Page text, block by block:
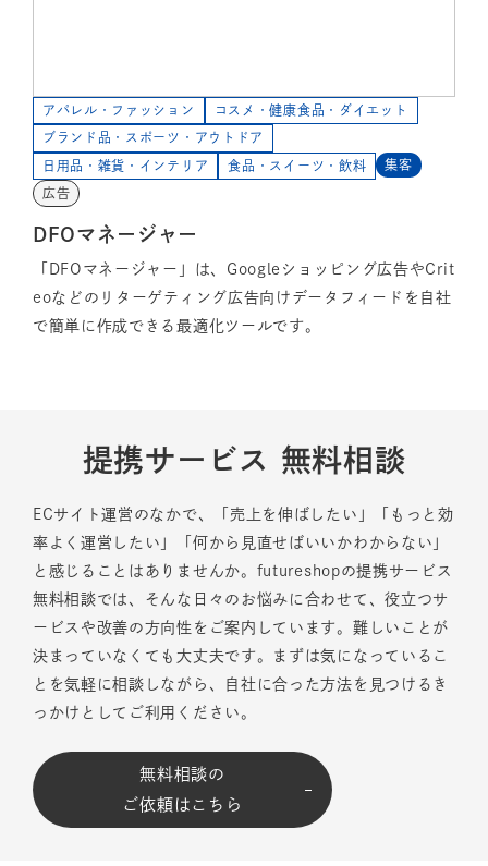
アパレル・ファッション コスメ・健康食品・ダイエット
ブランド品・スポーツ・アウトドア
日用品・雑貨・インテリア 食品・スイーツ・飲料 集客
広告
DFOマネージャー
「DFOマネージャー」は、Googleショッピング広告やCrit
eoなどのリターゲティング広告向けデータフィードを自社
で簡単に作成できる最適化ツールです。
提携サービス 無料相談
ECサイト運営のなかで、「売上を伸ばしたい」「もっと効
率よく運営したい」「何から見直せばいいかわからない」
と感じることはありませんか。futureshopの提携サービス
無料相談では、そんな日々のお悩みに合わせて、役立つサ
ービスや改善の方向性をご案内しています。難しいことが
決まっていなくても大丈夫です。まずは気になっているこ
とを気軽に相談しながら、自社に合った方法を見つけるき
っかけとしてご利用ください。
無料相談の
ご依頼はこちら